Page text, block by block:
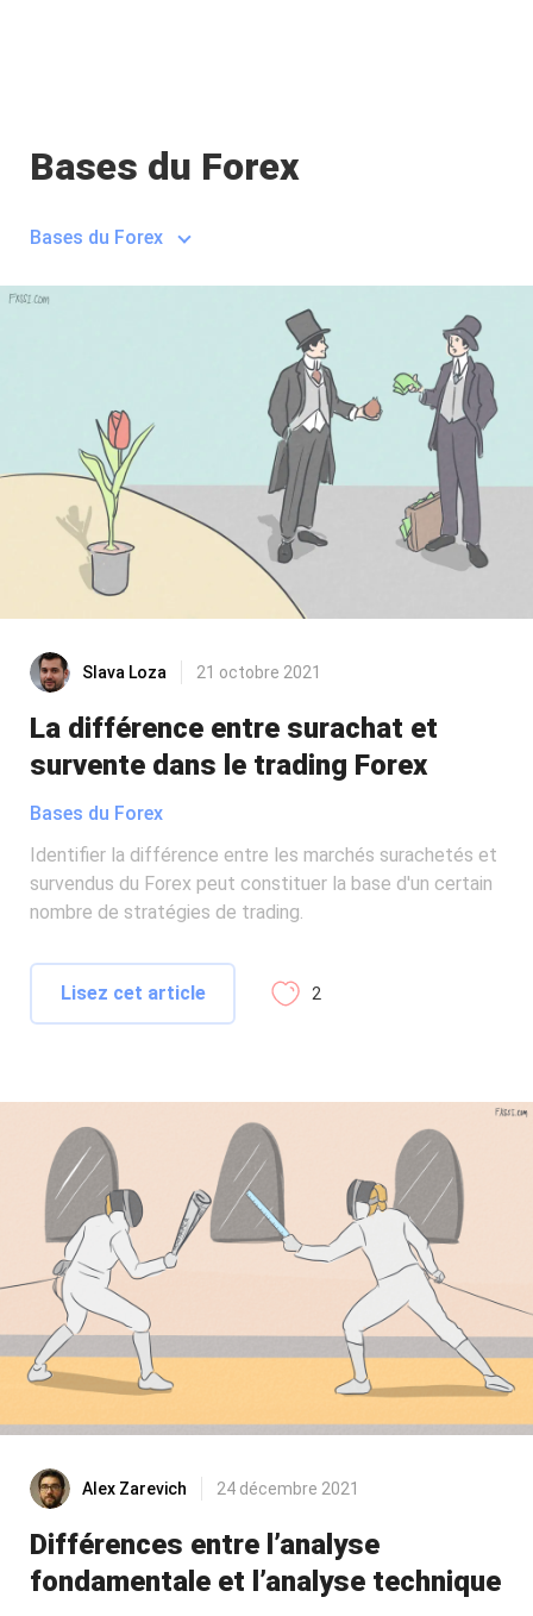
Bases du Forex
Bases du Forex
Slava Loza 21 octobre 2021
La différence entre surachat et
survente dans le trading Forex
Bases du Forex
Identifier la différence entre les marchés surachetés et
survendus du Forex peut constituer la base d'un certain
nombre de stratégies de trading.
Lisez cet article 2
Alex Zarevich 24 décembre 2021
Différences entre l’analyse
fondamentale et l’analyse technique